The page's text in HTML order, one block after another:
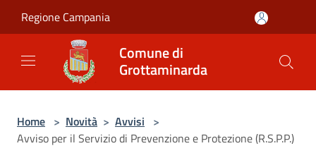
Regione Campania
Comune di
Grottaminarda
Home > Novità > Avvisi >
Avviso per il Servizio di Prevenzione e Protezione (R.S.P.P.)